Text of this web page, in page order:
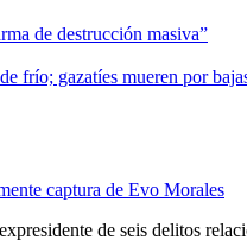
de destrucción masiva”
frío; gazatíes mueren por
captura de Evo Morales
de seis delitos